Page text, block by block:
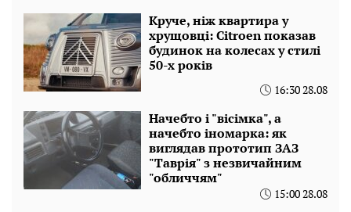
Круче, ніж квартира у
хрущовці: Citroen показав
будинок на колесах у стилі
50-х років
16:30 28.08
Начебто і "вісімка", а
начебто іномарка: як
виглядав прототип ЗАЗ
"Таврія" з незвичайним
"обличчям"
15:00 28.08